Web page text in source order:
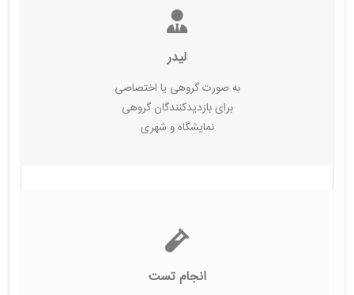
لیدر
به صورت گروهی یا اختصاصی
برای بازدیدکنندگان گروهی
نمایشگاه و شهری
انجام تست